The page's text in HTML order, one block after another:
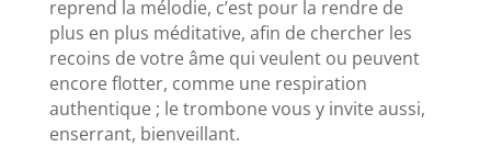
reprend la mélodie, c’est pour la rendre de
plus en plus méditative, afin de chercher les
recoins de votre âme qui veulent ou peuvent
encore flotter, comme une respiration
authentique ; le trombone vous y invite aussi,
enserrant, bienveillant.